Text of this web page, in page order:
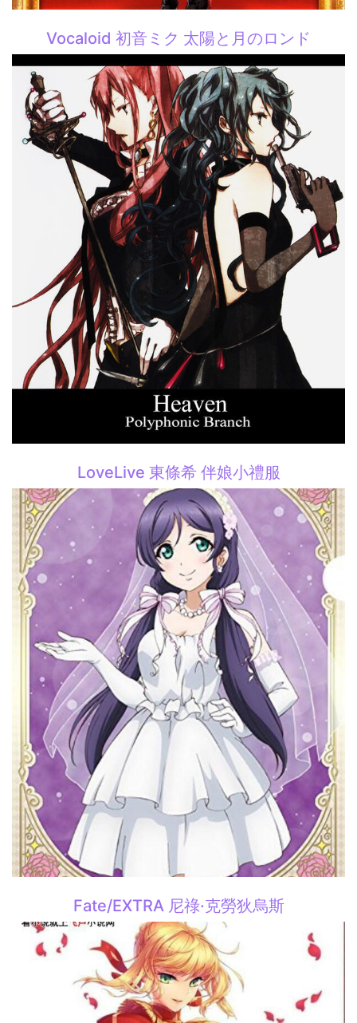
Vocaloid 初音ミク 太陽と月のロンド
LoveLive 東條希 伴娘小禮服
Fate/EXTRA 尼祿·克勞狄烏斯